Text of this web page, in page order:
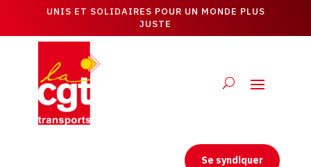
UNIS ET SOLIDAIRES POUR UN MONDE PLUS
JUSTE
Se syndiquer